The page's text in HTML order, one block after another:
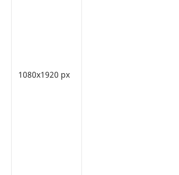
1080x1920 px